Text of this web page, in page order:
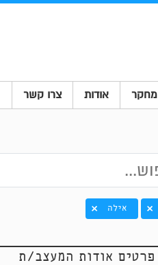
מחקר אודות צרו קשר
אילה
פרטים אודות המעצב/ת